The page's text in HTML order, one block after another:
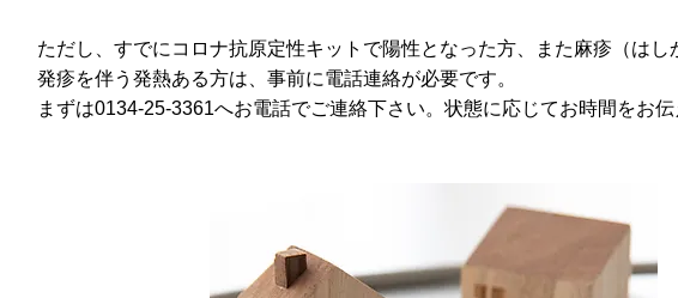
ただし、すでにコロナ抗原定性キットで陽性となった方、また麻疹（はし
発疹を伴う発熱ある方は、事前に電話連絡が必要です。
まずは0134-25-3361へお電話でご連絡下さい。状態に応じてお時間をお伝